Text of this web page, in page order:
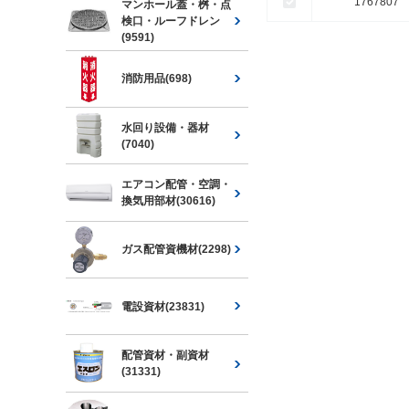
マンホール蓋・桝・点
検口・ルーフドレン
(9591)
消防用品(698)
水回り設備・器材
(7040)
エアコン配管・空調・
換気用部材(30616)
ガス配管資機材(2298)
電設資材(23831)
配管資材・副資材
(31331)